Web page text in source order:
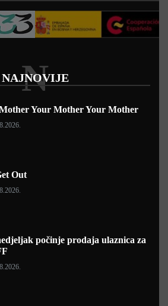
NAJNOVIJE
N
Your Mother Your Mother
Out
počinje prodaja ulaznica za